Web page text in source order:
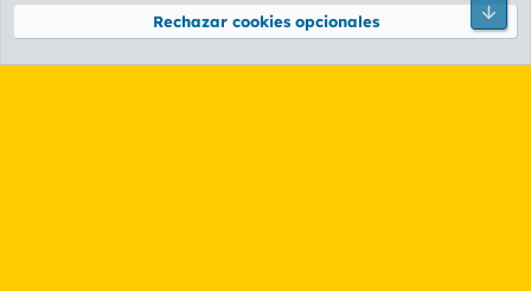
Community platform by XenForo® © 2010-2026 XenForo Ltd.
Rechazar cookies opcionales
Pie